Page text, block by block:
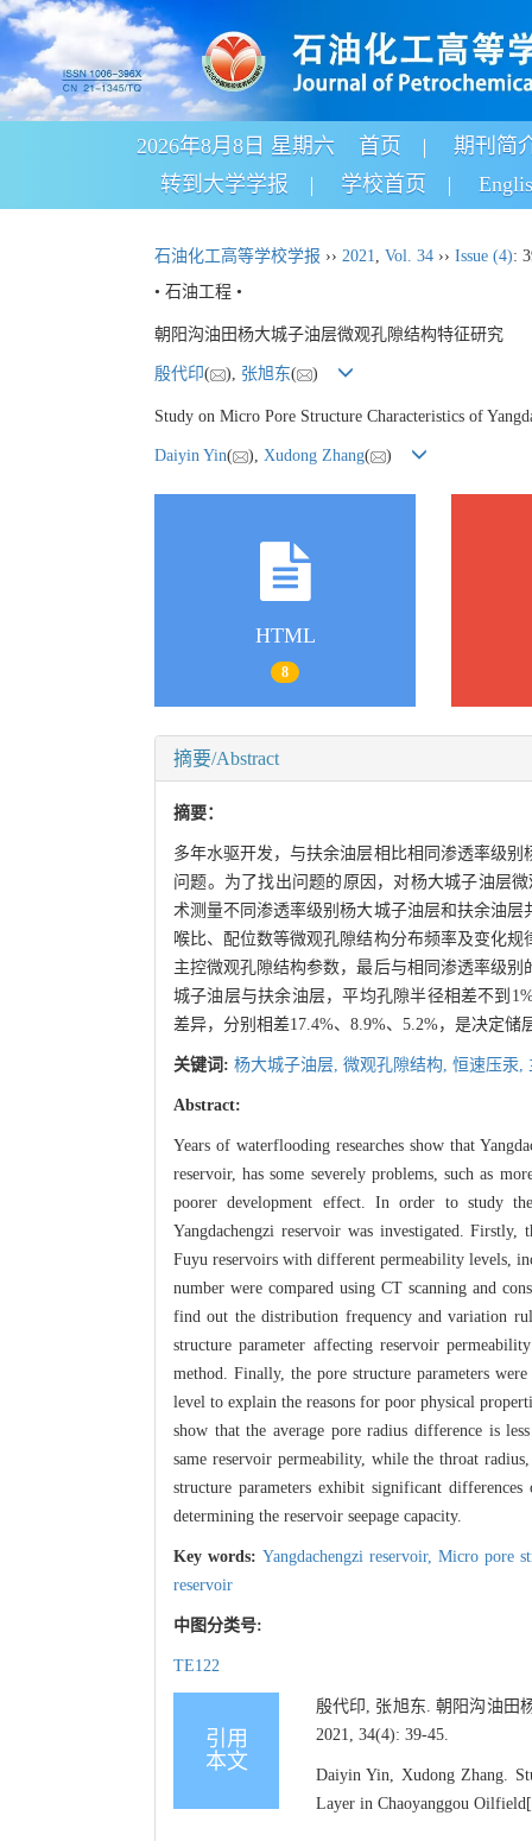
2026年8月8日 星期六 首页
期刊简
转到大学学报
学校首页
石油化工高等学校学报 ›› 2021, Vol. 34 ›› Issue (4):
• 石油工程 •
朝阳沟油田杨大城子油层微观孔隙结构特征研究
殷代印( ), 张旭东( )
Study on Micro Pore Structure Characteristics of
Daiyin Yin( ), Xudong Zhang( )
HTML
8
摘要/Abstract
摘要：
多年水驱开发，与扶余油层相比相同渗透率级
问题。为了找出问题的原因，对杨大城子油层
术测量不同渗透率级别杨大城子油层和扶余油
喉比、配位数等微观孔隙结构分布频率及变化
主控微观孔隙结构参数，最后与相同渗透率级
城子油层与扶余油层，平均孔隙半径相差不到
差异，分别相差17.4%、8.9%、5.2%，是决定储
关键词: 杨大城子油层, 微观孔隙结构, 恒速压汞,
Abstract:
Years of waterflooding researches show that
reservoir, has some severely problems, such as
poorer development effect. In order to study
Yangdachengzi reservoir was investigated.
Fuyu reservoirs with different permeability levels,
number were compared using CT scanning and
find out the distribution frequency and variation
structure parameter affecting reservoir
method. Finally, the pore structure parameters
level to explain the reasons for poor physical
show that the average pore radius difference is
same reservoir permeability, while the throat
structure parameters exhibit significant
determining the reservoir seepage capacity.
Key words: Yangdachengzi reservoir, Micro pore
reservoir
中图分类号:
TE122
引用
本文
殷代印, 张旭东. 朝阳沟油田
2021, 34(4): 39-45.
Daiyin Yin, Xudong Zhang.
Layer in Chaoyanggou